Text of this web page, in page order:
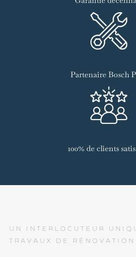
Partenaire Bosch
100% de clients
UN INTERLOCUTEUR
TRAVAUX DE RÉNOVATION